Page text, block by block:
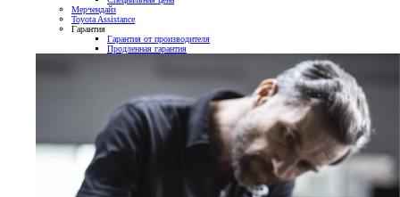
Мерчендайз
Toyota Assistance
Гарантия
Гарантия от производителя
Продленная гарантия